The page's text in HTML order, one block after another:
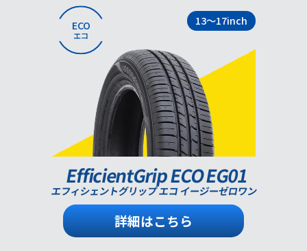
ECO
エコ
13～17inch
EfficientGrip ECO EG01
エフィシェントグリップ エコ イージーゼロワン
詳細はこちら